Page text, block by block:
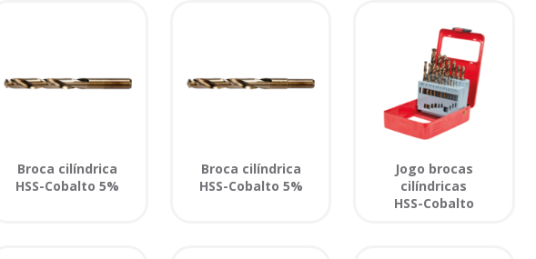
Broca cilíndrica
HSS-Cobalto 5%
Broca cilíndrica
HSS-Cobalto 5%
Jogo brocas
cilíndricas
HSS-Cobalto